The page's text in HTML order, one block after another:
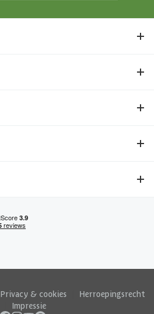
Privacy & cookies
Herroepingsrecht
Impressie